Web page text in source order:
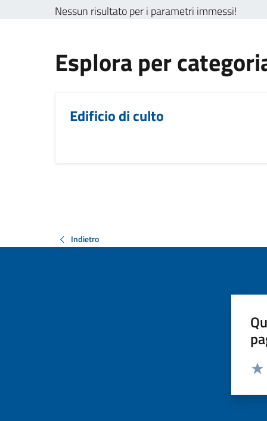
Nessun risultato per i parametri immessi!
Esplora per
Edificio di culto
Indietro